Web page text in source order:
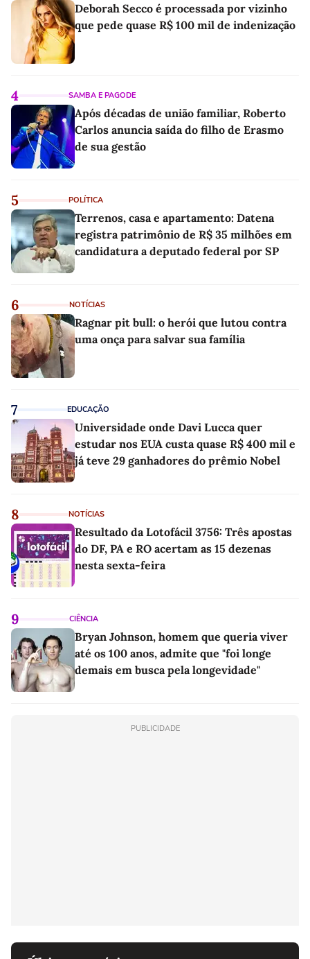
Deborah Secco é processada por vizinho
que pede quase R$ 100 mil de indenização
4 SAMBA E PAGODE
Após décadas de união familiar, Roberto
Carlos anuncia saída do filho de Erasmo
de sua gestão
5 POLÍTICA
Terrenos, casa e apartamento: Datena
registra patrimônio de R$ 35 milhões em
candidatura a deputado federal por SP
6 NOTÍCIAS
Ragnar pit bull: o herói que lutou contra
uma onça para salvar sua família
7 EDUCAÇÃO
Universidade onde Davi Lucca quer
estudar nos EUA custa quase R$ 400 mil e
já teve 29 ganhadores do prêmio Nobel
8 NOTÍCIAS
Resultado da Lotofácil 3756: Três apostas
do DF, PA e RO acertam as 15 dezenas
nesta sexta-feira
9 CIÊNCIA
Bryan Johnson, homem que queria viver
até os 100 anos, admite que "foi longe
demais em busca pela longevidade"
PUBLICIDADE